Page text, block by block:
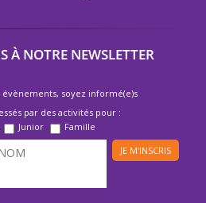
À NOTRE NEWSLETTER
évènements, soyez informé(e)s
par des activités pour :
Junior
Famille
JE M'INSCRIS